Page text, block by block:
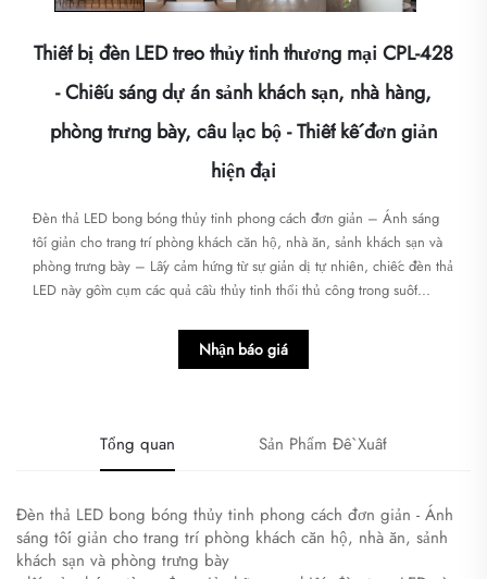
Thiết bị đèn LED treo thủy tinh thương mại CPL-428
- Chiếu sáng dự án sảnh khách sạn, nhà hàng,
phòng trưng bày, câu lạc bộ - Thiết kế đơn giản
hiện đại
Đèn thả LED bong bóng thủy tinh phong cách đơn giản – Ánh sáng
tối giản cho trang trí phòng khách căn hộ, nhà ăn, sảnh khách sạn và
phòng trưng bày – Lấy cảm hứng từ sự giản dị tự nhiên, chiếc đèn thả
LED này gồm cụm các quả cầu thủy tinh thổi thủ công trong suốt...
Nhận báo giá
Tổng quan Sản Phẩm Đề Xuất
Đèn thả LED bong bóng thủy tinh phong cách đơn giản - Ánh
sáng tối giản cho trang trí phòng khách căn hộ, nhà ăn, sảnh
khách sạn và phòng trưng bày